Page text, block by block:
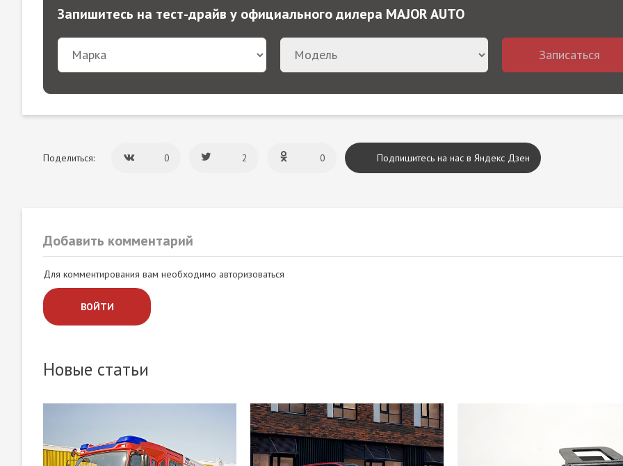
Запишитесь на тест-драйв у официального дилера MAJOR AUTO
Записаться
Поделиться: 0 2 0 Подпишитесь на нас в Яндекс Дзен
Добавить комментарий
Для комментирования вам необходимо авторизоваться
ВОЙТИ
Новые статьи